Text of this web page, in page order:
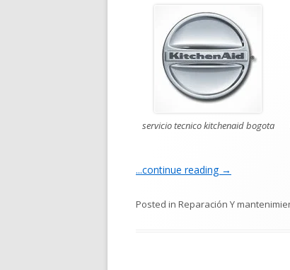
servicio tecnico kitchenaid bogota
...continue reading →
Posted in Reparación Y